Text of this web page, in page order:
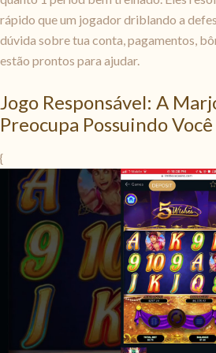
rápido que um jogador driblando a
dúvida sobre tua conta, pagamentos,
estão prontos para ajudar.
Jogo Responsável: A
Preocupa Possuindo Você
{